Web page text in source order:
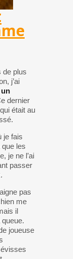
de plus
j’ai
un
dernier
était au
je fais
les
je ne l’ai
passer
pas
me
il
joueuse